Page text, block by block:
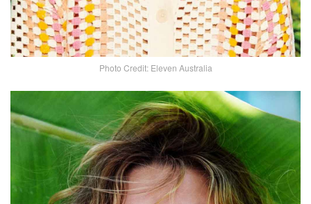
Photo Credit: Eleven Australia